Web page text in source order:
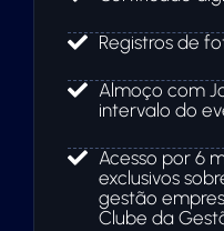
Registros de
Almoço com
intervalo do
Acesso por 6
exclusivos
gestão
Clube da